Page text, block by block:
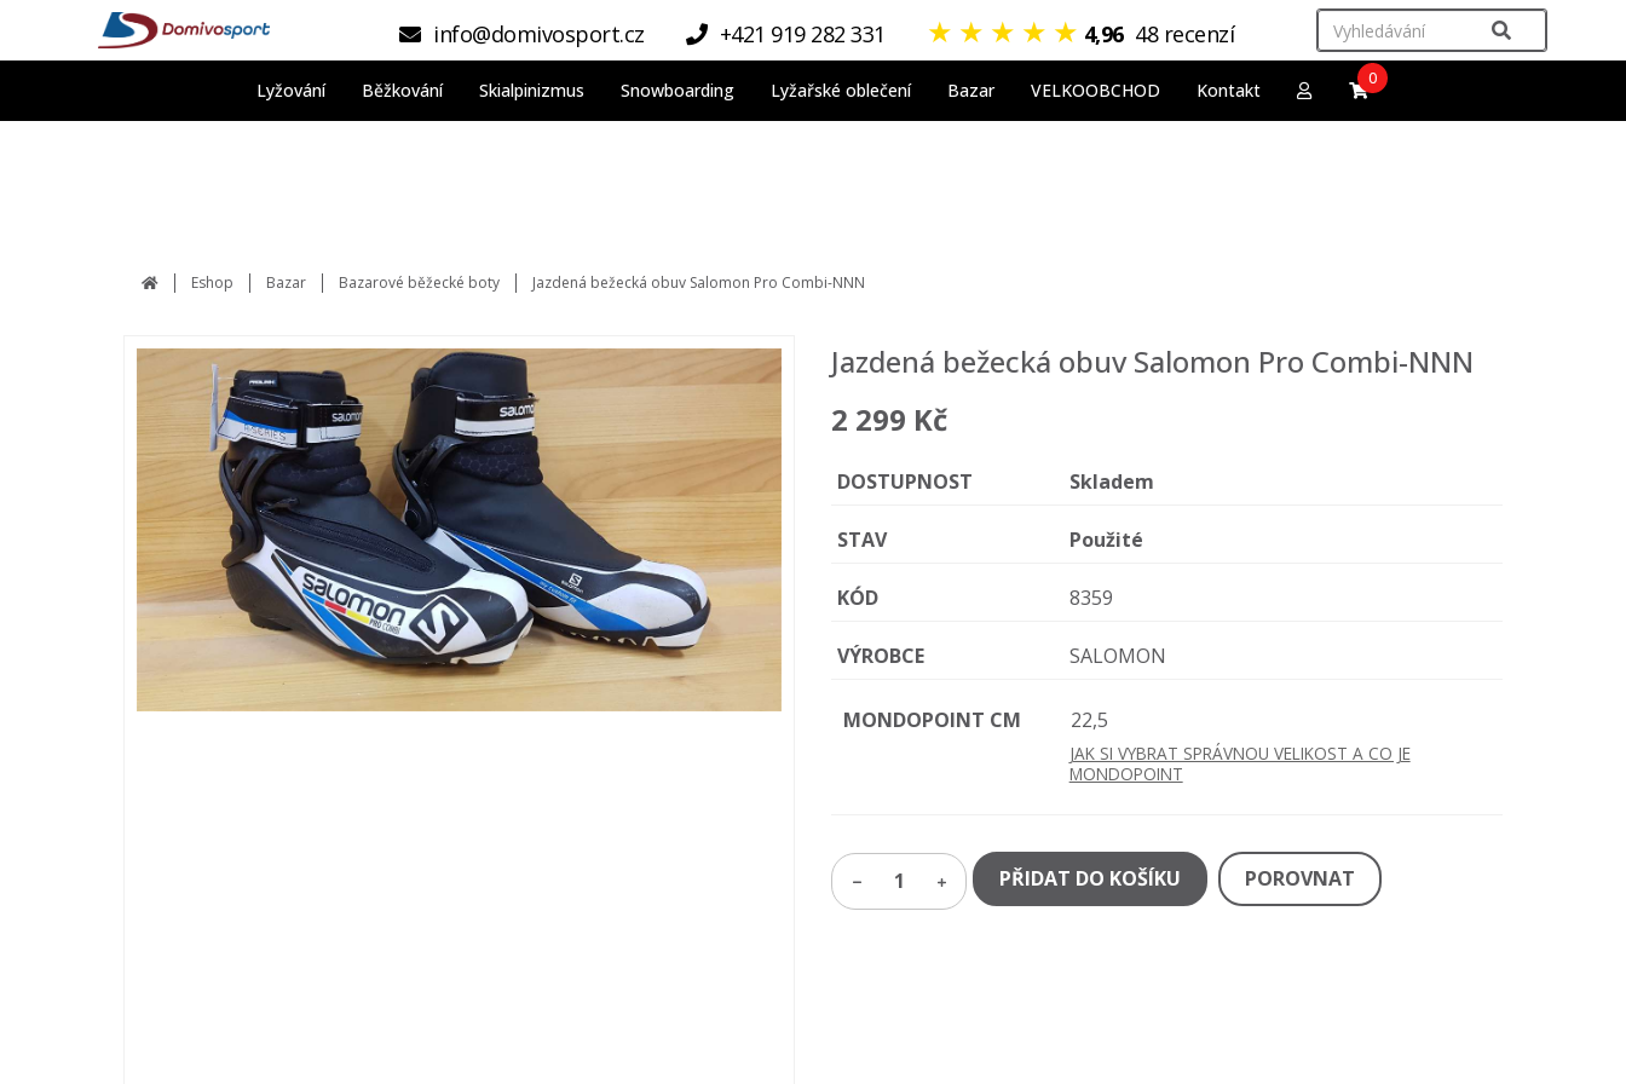
info@domivosport.cz +421 919 282 331 ★ ★ ★ ★ ★ 4,96 48 recenzí
Lyžování Běžkování Skialpinizmus Snowboarding Lyžařské oblečení Bazar VELKOOBCHOD Kontakt
0
Eshop Bazar Bazarové běžecké boty Jazdená bežecká obuv Salomon Pro Combi-NNN
Jazdená bežecká obuv Salomon Pro Combi-NNN
2 299 Kč
DOSTUPNOST Skladem
STAV Použité
KÓD 8359
VÝROBCE SALOMON
MONDOPOINT CM 22,5
JAK SI VYBRAT SPRÁVNOU VELIKOST A CO JE
MONDOPOINT
1 PŘIDAT DO KOŠÍKU POROVNAT